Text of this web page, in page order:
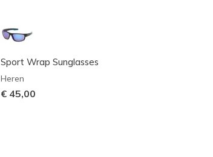
Sport Wrap Sunglasses
Heren
€ 45,00